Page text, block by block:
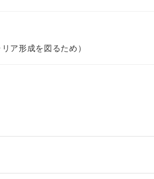
ア形成を図るため）